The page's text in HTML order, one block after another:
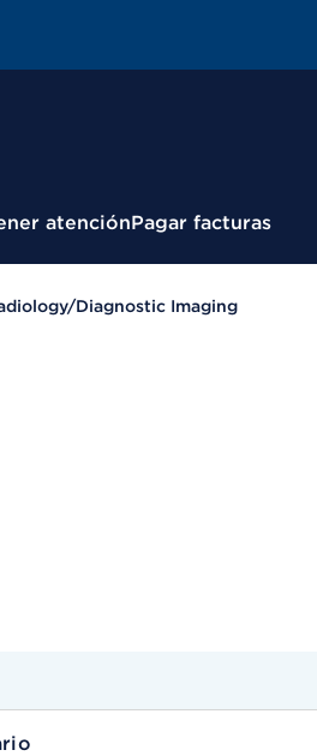
atenciónPagar facturas
Diagnostic Imaging